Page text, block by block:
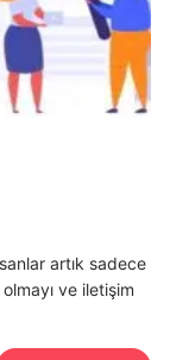
artık sadece
ve iletişim